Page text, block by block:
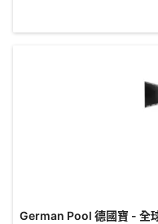
German Pool 德國寶 - 全